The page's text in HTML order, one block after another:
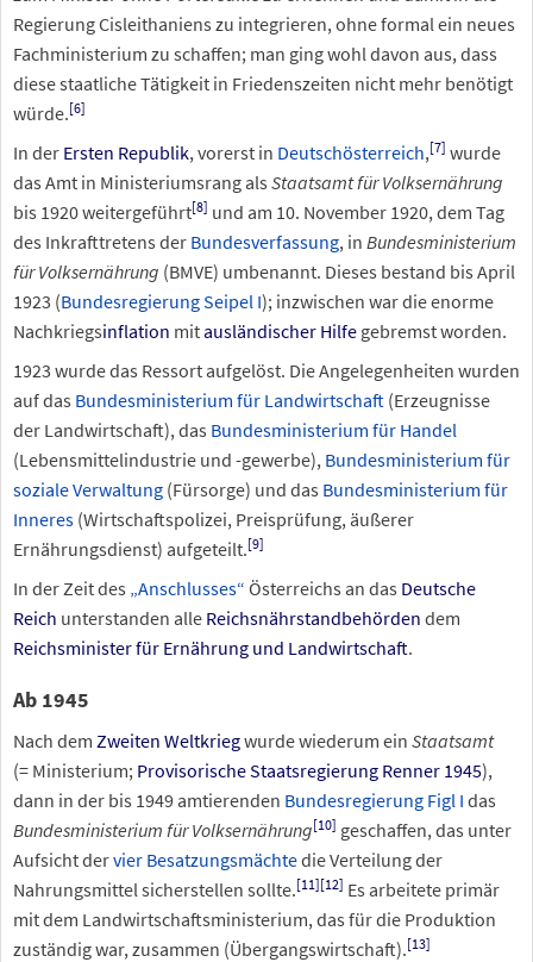
Regierung Cisleithaniens zu integrieren, ohne formal ein neues
Fachministerium zu schaffen; man ging wohl davon aus, dass
diese staatliche Tätigkeit in Friedenszeiten nicht mehr benötigt
würde.[6]
In der Ersten Republik, vorerst in Deutschösterreich,[7] wurde
das Amt in Ministeriumsrang als Staatsamt für Volksernährung
bis 1920 weitergeführt[8] und am 10. November 1920, dem Tag
des Inkrafttretens der Bundesverfassung, in Bundesministerium
für Volksernährung (BMVE) umbenannt. Dieses bestand bis April
1923 (Bundesregierung Seipel I); inzwischen war die enorme
Nachkriegsinflation mitausländischer Hilfe gebremst worden.
1923 wurde das Ressort aufgelöst. Die Angelegenheiten wurden
auf das Bundesministerium für Landwirtschaft (Erzeugnisse
der Landwirtschaft), das Bundesministerium für Handel
(Lebensmittelindustrie und -gewerbe), Bundesministerium für
soziale Verwaltung (Fürsorge) und das Bundesministerium für
Inneres (Wirtschaftspolizei, Preisprüfung, äußerer
Ernährungsdienst) aufgeteilt.[9]
In der Zeit des „Anschlusses“ Österreichs an das Deutsche
Reich unterstanden alle Reichsnährstandbehörden dem
Reichsminister für Ernährung und Landwirtschaft.
Ab 1945
Nach dem Zweiten Weltkriegwurde wiederum ein Staatsamt
(= Ministerium; Provisorische Staatsregierung Renner 1945),
dann in der bis 1949 amtierenden Bundesregierung Figl I das
Bundesministerium für Volksernährung[10] geschaffen, das unter
Aufsicht dervier Besatzungsmächtedie Verteilung der
Nahrungsmittel sicherstellen sollte.[11][12] Es arbeitete primär
mit dem Landwirtschaftsministerium, das für die Produktion
zuständig war, zusammen (Übergangswirtschaft).[13]